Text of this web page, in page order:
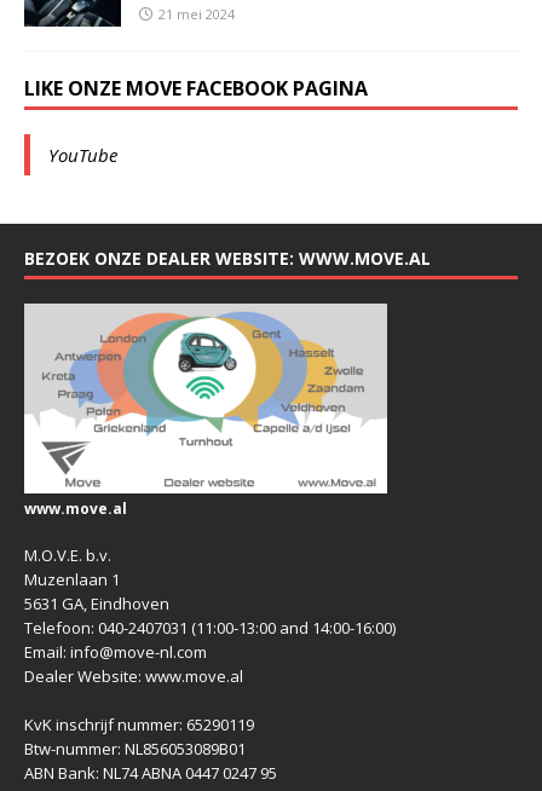
21 mei 2024
LIKE ONZE MOVE FACEBOOK PAGINA
YouTube
BEZOEK ONZE DEALER WEBSITE: WWW.MOVE.AL
www.move.al
M.O.V.E. b.v.
Muzenlaan 1
5631 GA, Eindhoven
Telefoon: 040-2407031 (11:00-13:00 and 14:00-16:00)
Email: info@move-nl.com
Dealer Website: www.move.al
KvK inschrijf nummer: 65290119
Btw-nummer: NL856053089B01
ABN Bank: NL74 ABNA 0447 0247 95